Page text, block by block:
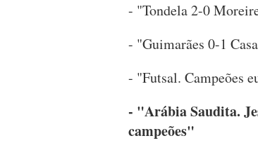
- "Tondela 2-0
- "Guimarães 0-1
- "Futsal. Campeões
- "Arábia Saudita.
campeões"